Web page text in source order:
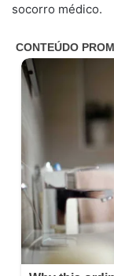
socorro médico.